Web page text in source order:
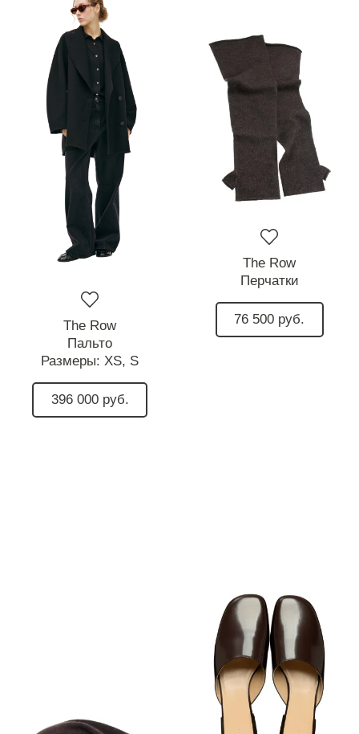
The Row
Пальто
Размеры: XS, S
396 000 руб.
The Row
Перчатки
76 500 руб.